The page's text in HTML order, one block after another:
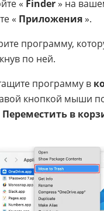
« Finder» на
« Приложения».
программу,
по ней.
программу в
кнопкой мыши
Переместить в